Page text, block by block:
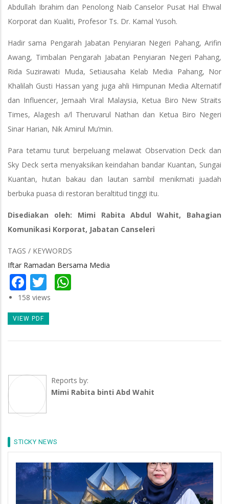
Abdullah Ibrahim dan Penolong Naib Canselor Pusat Hal Ehwal
Korporat dan Kualiti, Profesor Ts. Dr. Kamal Yusoh.
Hadir sama Pengarah Jabatan Penyiaran Negeri Pahang, Arifin
Awang, Timbalan Pengarah Jabatan Penyiaran Negeri Pahang,
Rida Suzirawati Muda, Setiausaha Kelab Media Pahang, Nor
Khalilah Gusti Hassan yang juga ahli Himpunan Media Alternatif
dan Influencer, Jemaah Viral Malaysia, Ketua Biro New Straits
Times, Alagesh a/l Theruvarul Nathan dan Ketua Biro Negeri
Sinar Harian, Nik Amirul Mu’min.
Para tetamu turut berpeluang melawat Observation Deck dan
Sky Deck serta menyaksikan keindahan bandar Kuantan, Sungai
Kuantan, hutan bakau dan lautan sambil menikmati juadah
berbuka puasa di restoran beraltitud tinggi itu.
Disediakan oleh: Mimi Rabita Abdul Wahit, Bahagian
Komunikasi Korporat, Jabatan Canseleri
TAGS / KEYWORDS
Iftar Ramadan Bersama Media
Facebook
Twitter
158 views
VIEW PDF
Reports by:
Mimi Rabita binti Abd Wahit
STICKY NEWS